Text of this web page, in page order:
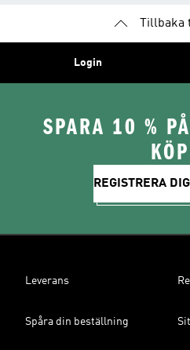
Login
SPARA 10 %
REGISTRERA
Leverans
Spåra din beställning